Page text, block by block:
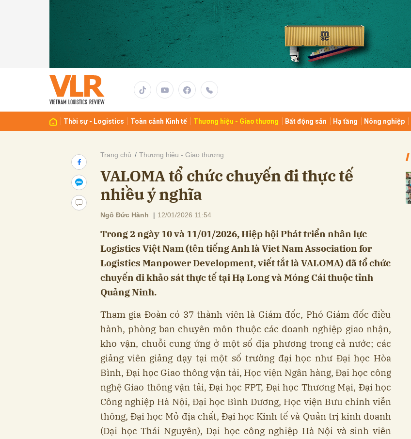
Thời sự - Logistics Toàn cảnh Kinh tế Thương hiệu - Giao thương Bất động sản Hạ tầng Nông nghiệp
Trang chủ Thương hiệu - Giao thương
VALOMA tổ chức chuyến đi thực tế
nhiều ý nghĩa
Ngô Đức Hành | 12/01/2026 11:54
Trong 2 ngày 10 và 11/01/2026, Hiệp hội Phát triển nhân lực
Logistics Việt Nam (tên tiếng Anh là Viet Nam Association for
Logistics Manpower Development, viết tắt là VALOMA) đã tổ chức
chuyến đi khảo sát thực tế tại Hạ Long và Móng Cái thuộc tỉnh
Quảng Ninh.
Tham gia Đoàn có 37 thành viên là Giám đốc, Phó Giám đốc điều
hành, phòng ban chuyên môn thuộc các doanh nghiệp giao nhận,
kho vận, chuỗi cung ứng ở một số địa phương trong cả nước; các
giảng viên giảng dạy tại một số trường đại học như Đại học Hòa
Bình, Đại học Giao thông vận tải, Học viện Ngân hàng, Đại học công
nghệ Giao thông vận tải, Đại học FPT, Đại học Thương Mại, Đại học
Công nghiệp Hà Nội, Đại học Bình Dương, Học viện Bưu chính viễn
thông, Đại học Mỏ địa chất, Đại học Kinh tế và Quản trị kinh doanh
(Đại học Thái Nguyên), Đại học công nghiệp Hà Nội và sinh viên
Gửi bình luận